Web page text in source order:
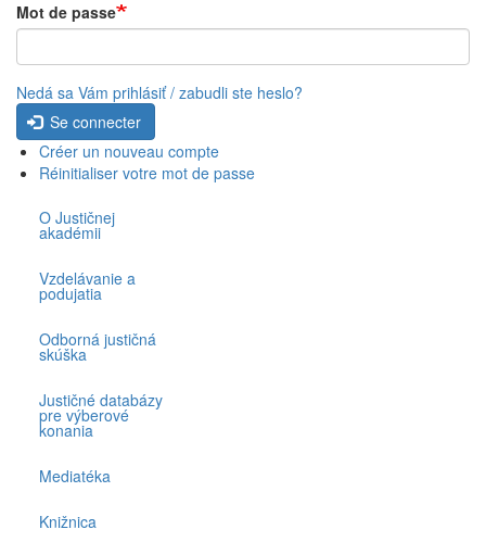
Mot de passe
Nedá sa Vám prihlásiť / zabudli ste heslo?
Se connecter
Créer un nouveau compte
Réinitialiser votre mot de passe
O Justičnej
akadémii
Vzdelávanie a
podujatia
Odborná justičná
skúška
Justičné databázy
pre výberové
konania
Mediatéka
Knižnica